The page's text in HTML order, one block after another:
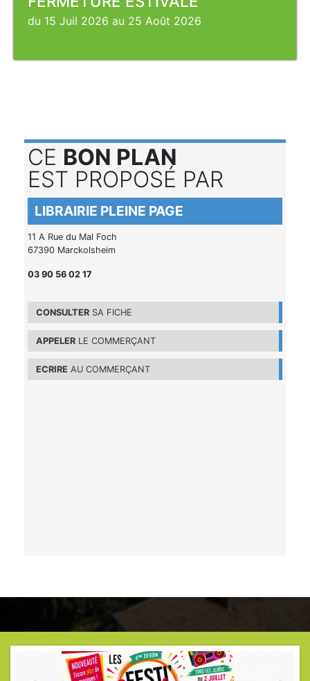
du 15 Juil 2026 au 25 Août 2026
CE BON PLAN
EST PROPOSÉ PAR
LIBRAIRIE PLEINE PAGE
11 A Rue du Mal Foch
67390 Marckolsheim
03 90 56 02 17
CONSULTER SA FICHE
APPELER LE COMMERÇANT
ECRIRE AU COMMERÇANT